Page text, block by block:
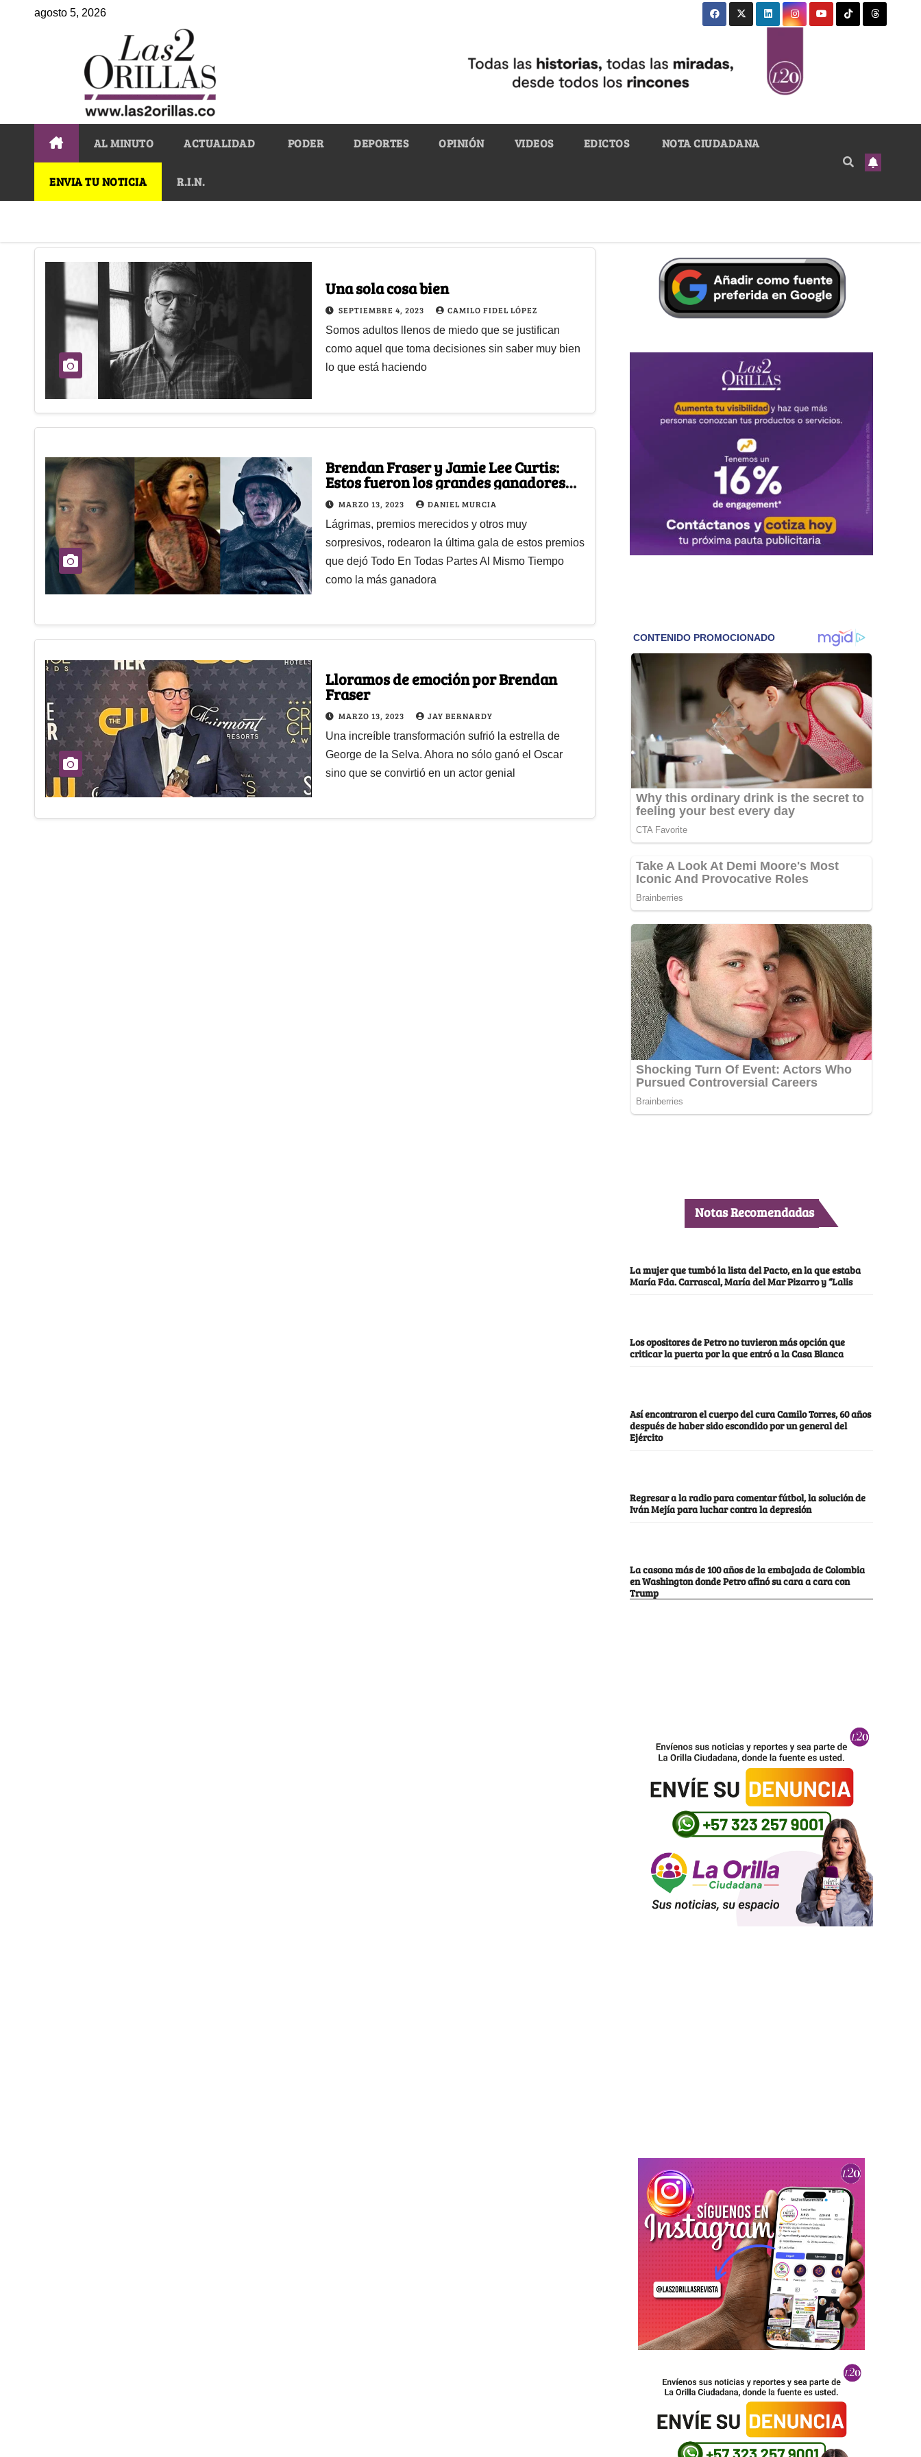
agosto 5, 2026
AL MINUTO ACTUALIDAD PODER DEPORTES OPINIÓN VIDEOS EDICTOS NOTA CIUDADANA
ENVIA TU NOTICIA R.I.N.
Una sola cosa bien
SEPTIEMBRE 4, 2023 CAMILO FIDEL LÓPEZ
Somos adultos llenos de miedo que se justifican
como aquel que toma decisiones sin saber muy bien
lo que está haciendo
Brendan Fraser y Jamie Lee Curtis:
Estos fueron los grandes ganadores
que dejaron los Premios Oscar
MARZO 13, 2023 DANIEL MURCIA
Lágrimas, premios merecidos y otros muy
sorpresivos, rodearon la última gala de estos premios
que dejó Todo En Todas Partes Al Mismo Tiempo
como la más ganadora
Lloramos de emoción por Brendan
Fraser
MARZO 13, 2023 JAY BERNARDY
Una increíble transformación sufrió la estrella de
George de la Selva. Ahora no sólo ganó el Oscar
sino que se convirtió en un actor genial
Notas Recomendadas
La mujer que tumbó la lista del Pacto, en la que estaba
María Fda. Carrascal, María del Mar Pizarro y “Lalis
Los opositores de Petro no tuvieron más opción que
criticar la puerta por la que entró a la Casa Blanca
Así encontraron el cuerpo del cura Camilo Torres, 60 años
después de haber sido escondido por un general del
Ejército
Regresar a la radio para comentar fútbol, la solución de
Iván Mejía para luchar contra la depresión
La casona más de 100 años de la embajada de Colombia
en Washington donde Petro afinó su cara a cara con
Trump